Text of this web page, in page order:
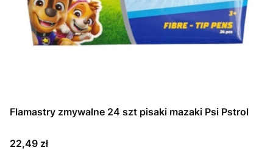
Flamastry zmywalne 24 szt pisaki mazaki Psi Pstrol
Cena
22,49 zł